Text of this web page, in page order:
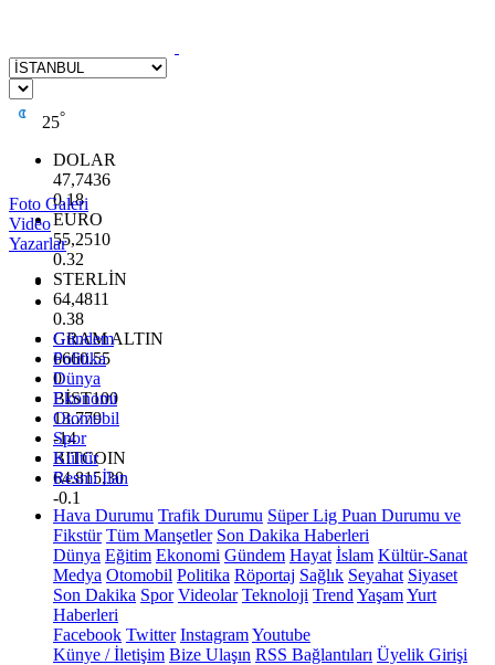
25°
DOLAR
47,7436
0.18
EURO
55,2510
0.32
STERLİN
64,4811
0.38
GRAM ALTIN
6660.55
0
BİST100
13.779
-14
BITCOIN
64.815,30
-0.1
Foto Galeri
Video
Yazarlar
Gündem
Politika
Dünya
Ekonomi
Otomobil
Spor
Kültür
Resmi İlan
Hava Durumu Trafik Durumu Süper Lig Puan Durumu ve
Fikstür Tüm Manşetler Son Dakika Haberleri
Dünya Eğitim Ekonomi Gündem Hayat İslam Kültür-Sanat
Medya Otomobil Politika Röportaj Sağlık Seyahat Siyaset
Son Dakika Spor Videolar Teknoloji Trend YaşamYurt
Haberleri
Facebook Twitter InstagramYoutube
Künye / İletişim Bize Ulaşın RSS Bağlantıları Üyelik Girişi